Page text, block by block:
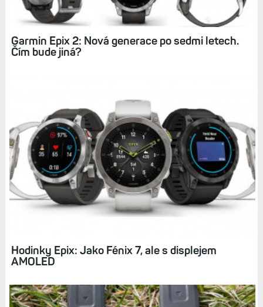
Mapové hodinky Epix: Všechno, co od
sportovních hodinek očekáváte
Garmin Epix 2: Nová generace po sedmi letech.